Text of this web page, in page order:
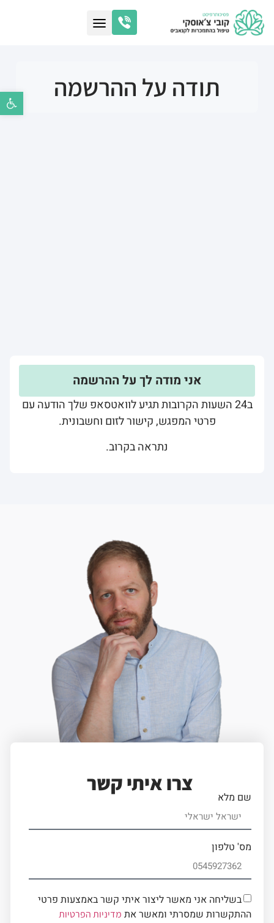
פתח תודה על ההרשמה
אני מודה לך על ההרשמה
ב24 השעות הקרובות תגיע לוואטסאפ שלך הודעה עם
פרטי המפגש, קישור לזום וחשבונית.
נתראה בקרוב.
צרו איתי קשר
שם מלא
מס' טלפון
בשליחה אני מאשר ליצור איתי קשר באמצעות פרטי
ההתקשרות שמסרתי ומאשר את מדיניות הפרטיות